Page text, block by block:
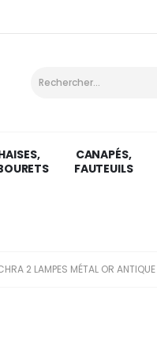
CANAPÉS,
FAUTEUILS
2 LAMPES MÉTAL OR ANTIQUE